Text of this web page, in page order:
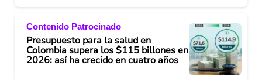
Contenido Patrocinado
Presupuesto para la salud en
Colombia supera los $115 billones en
2026: así ha crecido en cuatro años